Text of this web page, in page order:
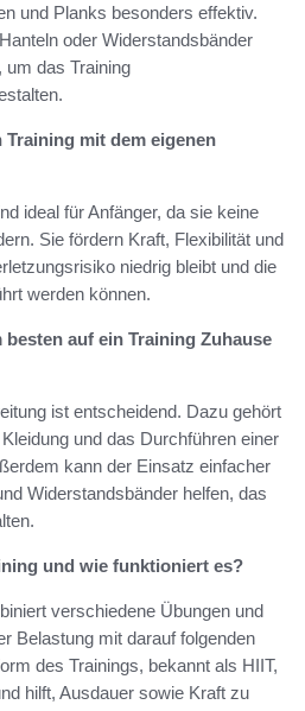
und Planks besonders effektiv.
oder Widerstandsbänder
um das Training
mit dem eigenen
ideal für Anfänger, da sie keine
Sie fördern Kraft, Flexibilität und
niedrig bleibt und die
werden können.
auf ein Training Zuhause
ist entscheidend. Dazu gehört
und das Durchführen einer
kann der Einsatz einfacher
Widerstandsbänder helfen, das
und wie funktioniert es?
verschiedene Übungen und
Belastung mit darauf folgenden
des Trainings, bekannt als HIIT,
hilft, Ausdauer sowie Kraft zu